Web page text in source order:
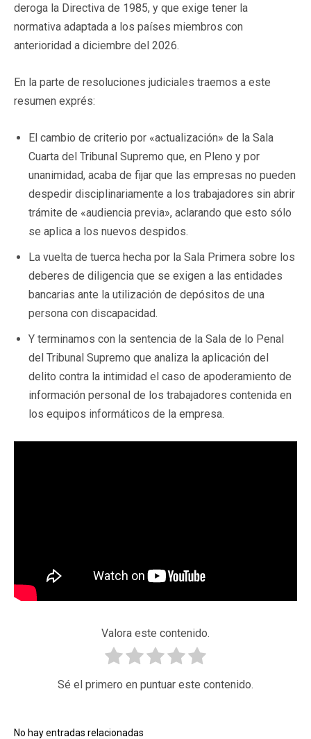
deroga la Directiva de 1985, y que exige tener la
normativa adaptada a los países miembros con
anterioridad a diciembre del 2026.
En la parte de resoluciones judiciales traemos a este
resumen exprés:
El cambio de criterio por «actualización» de la Sala
Cuarta del Tribunal Supremo que, en Pleno y por
unanimidad, acaba de fijar que las empresas no pueden
despedir disciplinariamente a los trabajadores sin abrir
trámite de «audiencia previa», aclarando que esto sólo
se aplica a los nuevos despidos.
La vuelta de tuerca hecha por la Sala Primera sobre los
deberes de diligencia que se exigen a las entidades
bancarias ante la utilización de depósitos de una
persona con discapacidad.
Y terminamos con la sentencia de la Sala de lo Penal
del Tribunal Supremo que analiza la aplicación del
delito contra la intimidad el caso de apoderamiento de
información personal de los trabajadores contenida en
los equipos informáticos de la empresa.
Valora este contenido.
Sé el primero en puntuar este contenido.
No hay entradas relacionadas